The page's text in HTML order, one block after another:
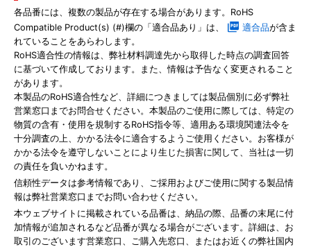
各品番には、複数の製品が存在する場合があります。RoHS
Compatible Product(s) (#)欄の「適合品あり」は、
適合品が含ま
れていることをあらわします。
RoHS適合性の情報は、弊社材料調達先から取得した時点の調査回答
に基づいて作成しております。また、情報は予告なく変更されること
があります。
本製品のRoHS適合性など、詳細につきましては製品個別に必ず弊社
営業窓口までお問合せください。本製品のご使用に際しては、特定の
物質の含有・使用を規制するRoHS指令等、適用ある環境関連法令を
十分調査の上、かかる法令に適合するようご使用ください。お客様が
かかる法令を遵守しないことにより生じた損害に関して、当社は一切
の責任を負いかねます。
信頼性データは参考情報であり、ご採用およびご使用に関する製品情
報は弊社営業窓口までお問い合わせください。
本ウェブサイトに掲載されている品番は、納品の際、品番の末尾に付
加情報が追加されるなど品番が異なる場合がございます。詳細は、お
取引のございます営業窓口、ご購入先窓口、またはお近くの弊社国内